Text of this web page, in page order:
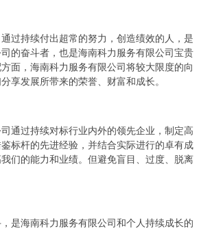
过持续付出超常的努力，创造绩效的人，是
的奋斗者，也是海南科力服务有限公司宝贵
面，海南科力服务有限公司将较大限度的向
享发展所带来的荣誉、财富和成长。
通过持续对标行业内外的领先企业，制定高
标杆的先进经验，并结合实际进行的卓有成
们的能力和业绩。但避免盲目、过度、脱离
是海南科力服务有限公司和个人持续成长的